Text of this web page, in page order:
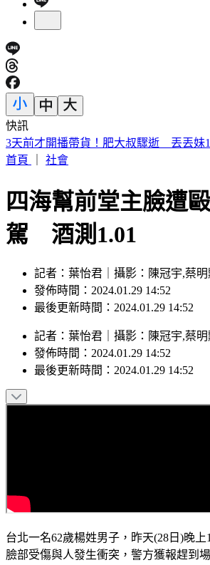
快訊
南港LaLaport 鷹架掉落砸傷人 北市建
首頁
社會
四海幫前堂主臉遭
駕 酒測1.01
記者：葉怡君｜攝影：陳冠宇,蔡明
發佈時間：2024.01.29 14:52
最後更新時間：2024.01.29 14:52
記者 ： 葉怡君 攝影 ： 陳冠宇,蔡明
發佈時間： 2024.01.29 14:52
最後更新時間： 2024.01.29 14:52
台北一名62歲楊姓男子，昨天(28日)晚上
臉部受傷與人發生衝突，警方獲報趕到